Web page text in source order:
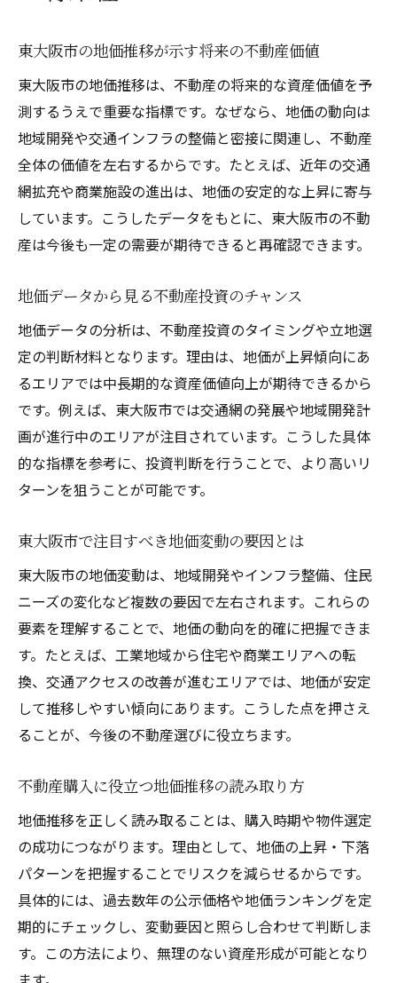
ツ
東大阪市で注目したい地価ランキングの読
み解き方
不動産評価額の確認手順とポイント解説
不動産評価額を正確に確認するための基本
手順
土地評価額の調べ方と不動産購入時の注意
点
評価額確認に役立つ公式データの活用方法
東大阪市の不動産評価額チェックの重要ポ
イント
不動産取引前に把握すべき評価額の確認方
法
土地評価額をスムーズに調査するコツを紹
介
今後の東大阪市土地価格と資産価値の見通し
予測
不動産市場動向から見る将来の資産価値の
展望
土地評価を踏まえた資産価値の継続的な分
析法
将来的な不動産価値向上のための土地評価
視点
地価推移データを基にした資産価値予測の
価基準
東大阪市の地価推移が示す将来の不動産価値
東大阪市の地価推移は、不動産の将来的な資産価値を予
測するうえで重要な指標です。なぜなら、地価の動向は
地域開発や交通インフラの整備と密接に関連し、不動産
全体の価値を左右するからです。たとえば、近年の交通
網拡充や商業施設の進出は、地価の安定的な上昇に寄与
しています。こうしたデータをもとに、東大阪市の不動
産は今後も一定の需要が期待できると再確認できます。
地価データから見る不動産投資のチャンス
地価データの分析は、不動産投資のタイミングや立地選
定の判断材料となります。理由は、地価が上昇傾向にあ
るエリアでは中長期的な資産価値向上が期待できるから
です。例えば、東大阪市では交通網の発展や地域開発計
画が進行中のエリアが注目されています。こうした具体
的な指標を参考に、投資判断を行うことで、より高いリ
ターンを狙うことが可能です。
東大阪市で注目すべき地価変動の要因とは
東大阪市の地価変動は、地域開発やインフラ整備、住民
ニーズの変化など複数の要因で左右されます。これらの
要素を理解することで、地価の動向を的確に把握できま
す。たとえば、工業地域から住宅や商業エリアへの転
換、交通アクセスの改善が進むエリアでは、地価が安定
して推移しやすい傾向にあります。こうした点を押さえ
ることが、今後の不動産選びに役立ちます。
不動産購入に役立つ地価推移の読み取り方
地価推移を正しく読み取ることは、購入時期や物件選定
の成功につながります。理由として、地価の上昇・下落
パターンを把握することでリスクを減らせるからです。
具体的には、過去数年の公示価格や地価ランキングを定
期的にチェックし、変動要因と照らし合わせて判断しま
す。この方法により、無理のない資産形成が可能となり